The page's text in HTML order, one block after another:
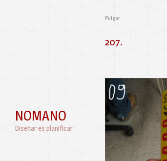
NOMANO
Diseñar es planificar
Pulgar
207.